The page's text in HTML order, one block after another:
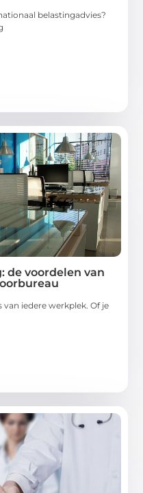
belastingadvies?
de voordelen van
iedere werkplek. Of je